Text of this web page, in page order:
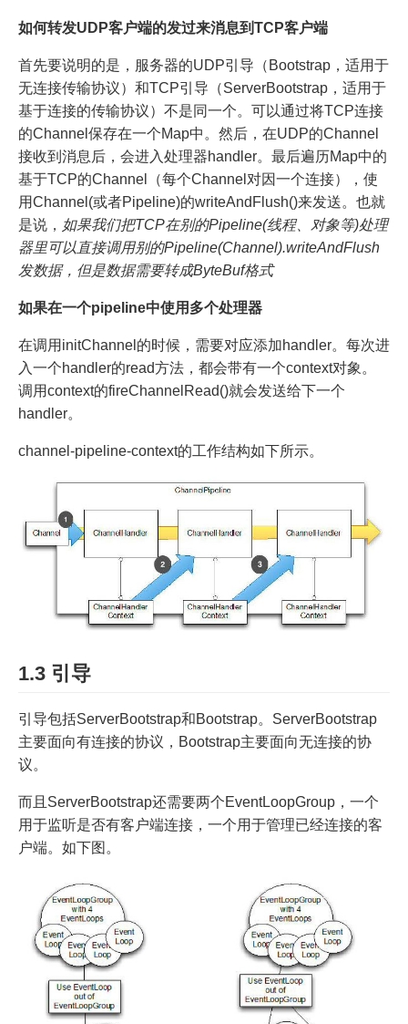
如何转发UDP客户端的发过来消息到TCP客户端
首先要说明的是，服务器的UDP引导（Bootstrap，适用于
无连接传输协议）和TCP引导（ServerBootstrap，适用于
基于连接的传输协议）不是同一个。可以通过将TCP连接
的Channel保存在一个Map中。然后，在UDP的Channel
接收到消息后，会进入处理器handler。最后遍历Map中的
基于TCP的Channel（每个Channel对因一个连接），使
用Channel(或者Pipeline)的writeAndFlush()来发送。也就
是说， 如果我们把TCP在别的Pipeline(线程、对象等)处理
器里可以直接调用别的Pipeline(Channel).writeAndFlush
发数据，但是数据需要转成ByteBuf格式
如果在一个pipeline中使用多个处理器
在调用initChannel的时候，需要对应添加handler。每次进
入一个handler的read方法，都会带有一个context对象。
调用context的fireChannelRead()就会发送给下一个
handler。
channel-pipeline-context的工作结构如下所示。
1.3 引导
引导包括ServerBootstrap和Bootstrap。ServerBootstrap
主要面向有连接的协议，Bootstrap主要面向无连接的协
议。
而且ServerBootstrap还需要两个EventLoopGroup，一个
用于监听是否有客户端连接，一个用于管理已经连接的客
户端。如下图。